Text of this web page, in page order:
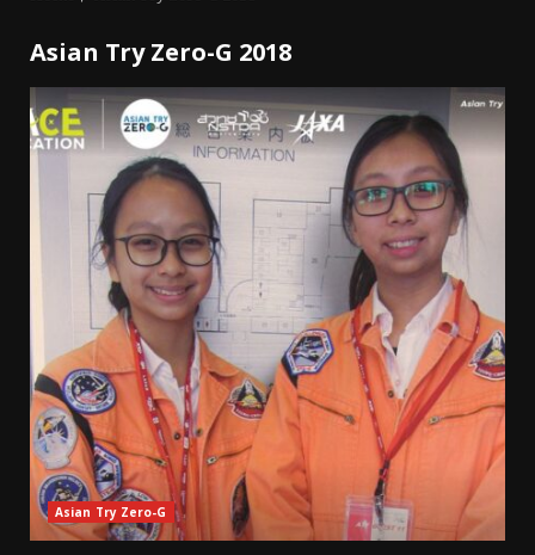
Asian Try Zero-G 2018
Asian Try Zero-G